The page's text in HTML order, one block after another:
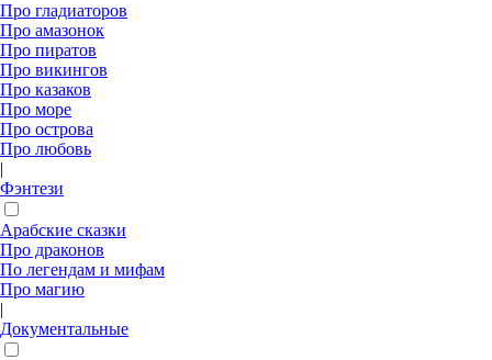
Про гладиаторов
Про амазонок
Про пиратов
Про викингов
Про казаков
Про море
Про острова
Про любовь
|
Фэнтези
Арабские сказки
Про драконов
По легендам и мифам
Про магию
|
Документальные